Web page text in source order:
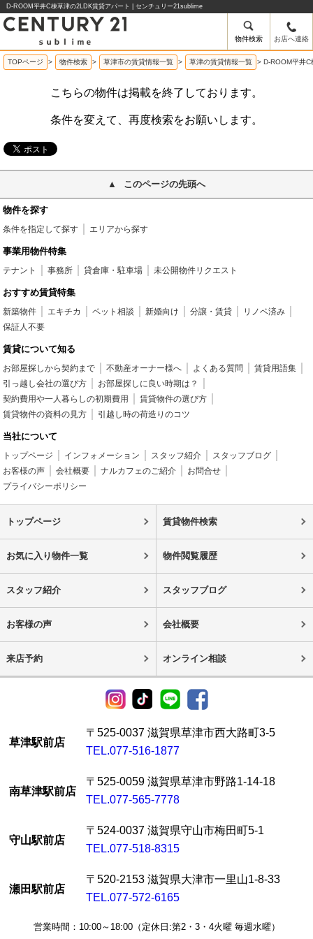
D-ROOM平井C棟草津の2LDK賃貸アパート | センチュリー21sublime
物件検索 お店へ連絡
TOPページ > 物件検索 > 草津市の賃貸情報一覧 > 草津の賃貸情報一覧 > D-ROOM平井
こちらの物件は掲載を終了しております。
条件を変えて、再度検索をお願いします。
このページの先頭へ
物件を探す
条件を指定して探す エリアから探す
事業用物件特集
テナント 事務所 貸倉庫・駐車場 未公開物件リクエスト
おすすめ賃貸特集
新築物件 エキチカ ペット相談 新婚向け 分譲・賃貸
リノベ済み
保証人不要
賃貸について知る
お部屋探しから契約まで 不動産オーナー様へ よくある質問
賃貸用語集
引っ越し会社の選び方
お部屋探しに良い時期は？
契約費用や一人暮らしの初期費用
賃貸物件の選び方
賃貸物件の資料の見方
引越し時の荷造りのコツ
当社について
トップページ インフォメーション スタッフ紹介
スタッフブログ
お客様の声
会社概要 ナルカフェのご紹介
お問合せ
プライバシーポリシー
トップページ 賃貸物件検索
お気に入り物件一覧 物件閲覧履歴
スタッフ紹介 スタッフブログ
お客様の声 会社概要
来店予約 オンライン相談
草津駅前店
〒525-0037 滋賀県草津市西大路町3-5
TEL.077-516-1877
南草津駅前店
〒525-0059 滋賀県草津市野路1-14-18
TEL.077-565-7778
守山駅前店
〒524-0037 滋賀県守山市梅田町5-1
TEL.077-518-8315
瀬田駅前店
〒520-2153 滋賀県大津市一里山1-8-33
TEL.077-572-6165
営業時間：10:00～18:00（定休日:第2・3・4火曜 毎週水曜）